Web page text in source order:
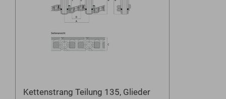
Kettenstrang Teilung 135, Glieder